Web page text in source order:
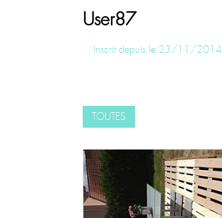
User87
Inscrit depuis le 23/11/2014
TOUTES